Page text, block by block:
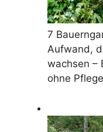
7
Aufwand,
wachsen –
ohne Pflege